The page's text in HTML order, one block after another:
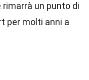
un punto di
per molti anni a